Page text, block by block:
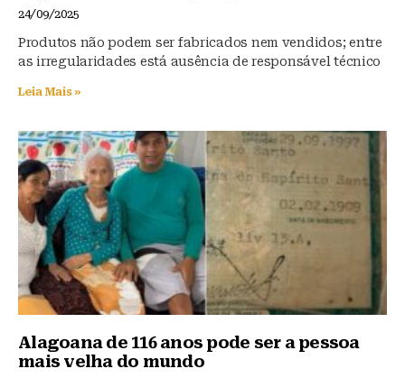
24/09/2025
Produtos não podem ser fabricados nem vendidos; entre
as irregularidades está ausência de responsável técnico
Leia Mais »
Alagoana de 116 anos pode ser a pessoa
mais velha do mundo